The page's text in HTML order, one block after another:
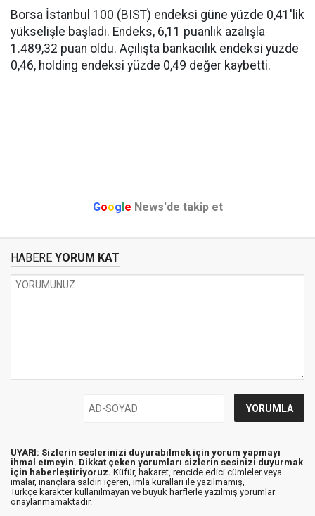
Borsa İstanbul 100 (BIST) endeksi güne yüzde 0,41'lik
yükselişle başladı. Endeks, 6,11 puanlık azalışla
1.489,32 puan oldu. Açılışta bankacılık endeksi yüzde
0,46, holding endeksi yüzde 0,49 değer kaybetti.
Google News'de takip et
HABERE YORUM KAT
UYARI: Sizlerin seslerinizi duyurabilmek için yorum yapmayı
ihmal etmeyin. Dikkat çeken yorumları sizlerin sesinizi duyurmak
için haberleştiriyoruz. Küfür, hakaret, rencide edici cümleler veya
imalar, inançlara saldırı içeren, imla kuralları ile yazılmamış,
Türkçe karakter kullanılmayan ve büyük harflerle yazılmış yorumlar
onaylanmamaktadır.